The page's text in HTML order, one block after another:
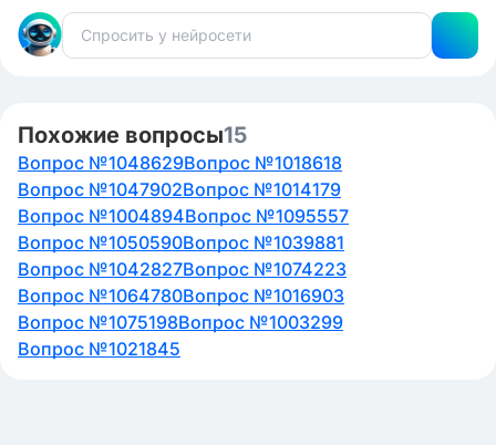
Похожие вопросы15
Вопрос №1048629Вопрос №1018618
Вопрос №1047902Вопрос №1014179
Вопрос №1004894Вопрос №1095557
Вопрос №1050590Вопрос №1039881
Вопрос №1042827Вопрос №1074223
Вопрос №1064780Вопрос №1016903
Вопрос №1075198Вопрос №1003299
Вопрос №1021845